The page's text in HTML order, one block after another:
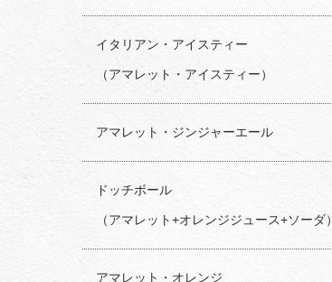
イタリアン・アイスティー
（アマレット・アイスティー）
アマレット・ジンジャーエール
ドッチボール
（アマレット+オレンジジュース+ソーダ）
アマレット・オレンジ